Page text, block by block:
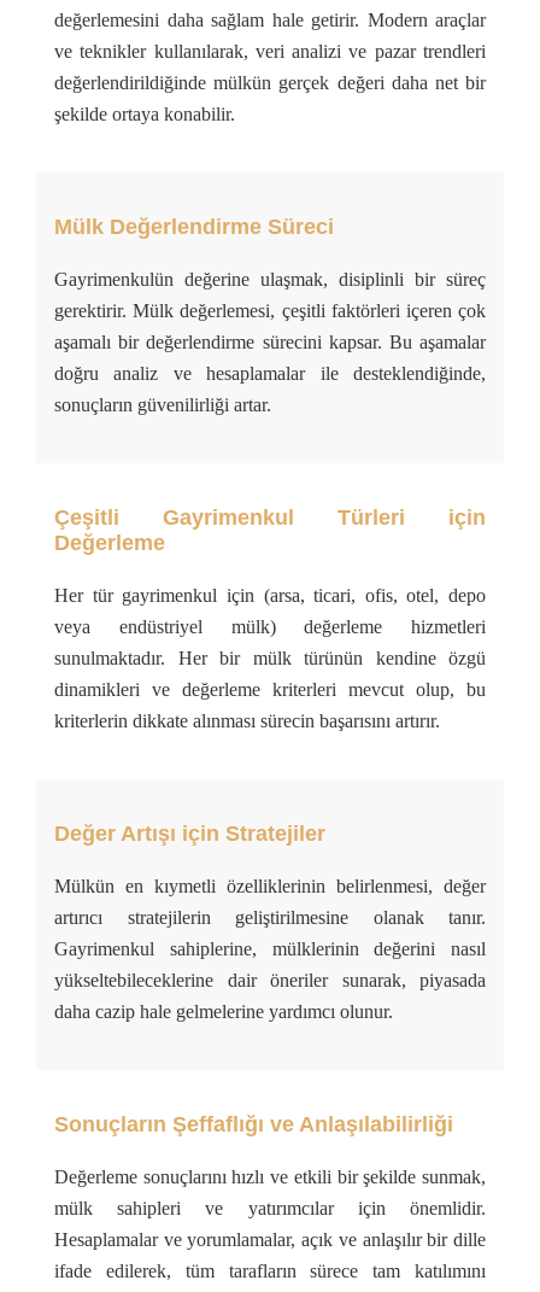
değerlemesini daha sağlam hale getirir. Modern araçlar
ve teknikler kullanılarak, veri analizi ve pazar trendleri
değerlendirildiğinde mülkün gerçek değeri daha net bir
şekilde ortaya konabilir.
Mülk Değerlendirme Süreci
Gayrimenkulün değerine ulaşmak, disiplinli bir süreç
gerektirir. Mülk değerlemesi, çeşitli faktörleri içeren çok
aşamalı bir değerlendirme sürecini kapsar. Bu aşamalar
doğru analiz ve hesaplamalar ile desteklendiğinde,
sonuçların güvenilirliği artar.
Çeşitli Gayrimenkul Türleri için
Değerleme
Her tür gayrimenkul için (arsa, ticari, ofis, otel, depo
veya endüstriyel mülk) değerleme hizmetleri
sunulmaktadır. Her bir mülk türünün kendine özgü
dinamikleri ve değerleme kriterleri mevcut olup, bu
kriterlerin dikkate alınması sürecin başarısını artırır.
Değer Artışı için Stratejiler
Mülkün en kıymetli özelliklerinin belirlenmesi, değer
artırıcı stratejilerin geliştirilmesine olanak tanır.
Gayrimenkul sahiplerine, mülklerinin değerini nasıl
yükseltebileceklerine dair öneriler sunarak, piyasada
daha cazip hale gelmelerine yardımcı olunur.
Sonuçların Şeffaflığı ve Anlaşılabilirliği
Değerleme sonuçlarını hızlı ve etkili bir şekilde sunmak,
mülk sahipleri ve yatırımcılar için önemlidir.
Hesaplamalar ve yorumlamalar, açık ve anlaşılır bir dille
ifade edilerek, tüm tarafların sürece tam katılımını